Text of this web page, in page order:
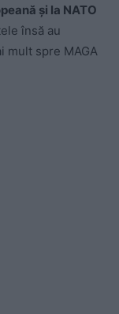
și la NATO
însă au
mult spre MAGA